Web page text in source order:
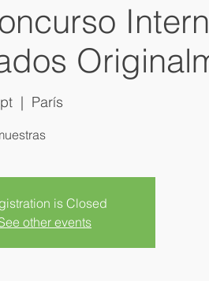
  |
París
is Closed
other events